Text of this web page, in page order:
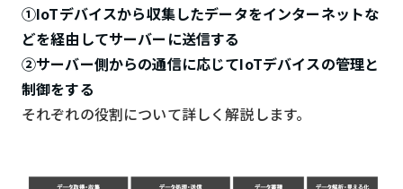
①IoTデバイスから収集したデータをインターネットな
どを経由してサーバーに送信する
②サーバー側からの通信に応じてIoTデバイスの管理と
制御をする
それぞれの役割について詳しく解説します。